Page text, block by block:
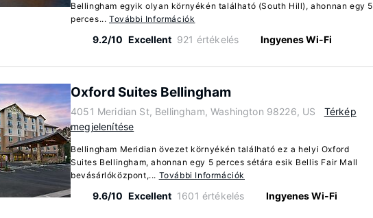
Bellingham egyik olyan környékén található (South Hill), ahonnan egy 5
perces... További Információk
9.2/10 Excellent 921 értékelés Ingyenes Wi-Fi
Oxford Suites Bellingham
4051 Meridian St, Bellingham, Washington 98226, US
Térkép
megjelenítése
Bellingham Meridian övezet környékén található ez a helyi Oxford
Suites Bellingham, ahonnan egy 5 perces sétára esik Bellis Fair Mall
bevásárlóközpont,... További Információk
9.6/10 Excellent 1601 értékelés Ingyenes Wi-Fi